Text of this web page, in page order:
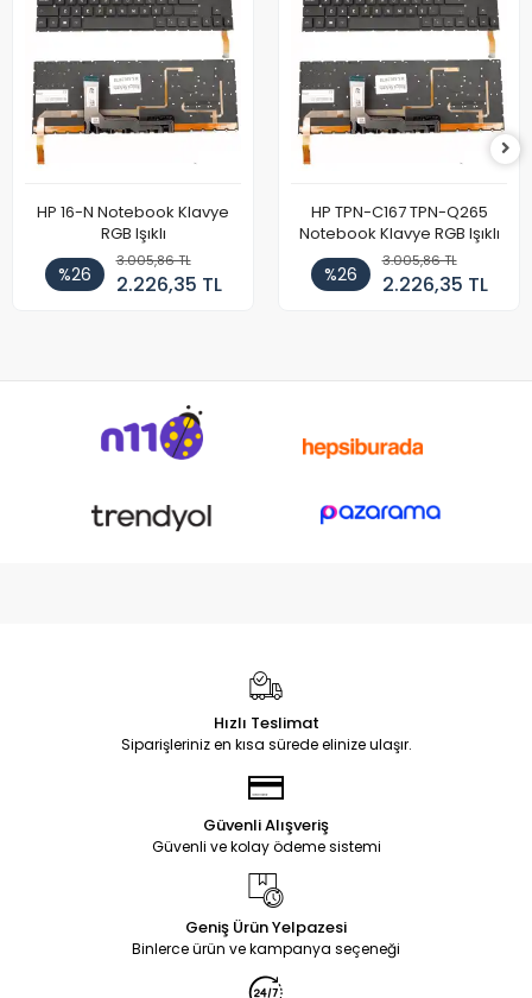
HP 16-N Notebook Klavye
RGB Işıklı
%26
3.005,86 TL
2.226,35 TL
HP TPN-C167 TPN-Q265
Notebook Klavye RGB Işıklı
%26
3.005,86 TL
2.226,35 TL
Hızlı Teslimat
Siparişleriniz en kısa sürede elinize ulaşır.
Güvenli Alışveriş
Güvenli ve kolay ödeme sistemi
Geniş Ürün Yelpazesi
Binlerce ürün ve kampanya seçeneği